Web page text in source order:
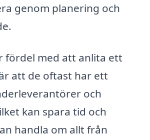
genom planering och
fördel med att anlita ett
att de oftast har ett
och
kan spara tid och
handla om allt från